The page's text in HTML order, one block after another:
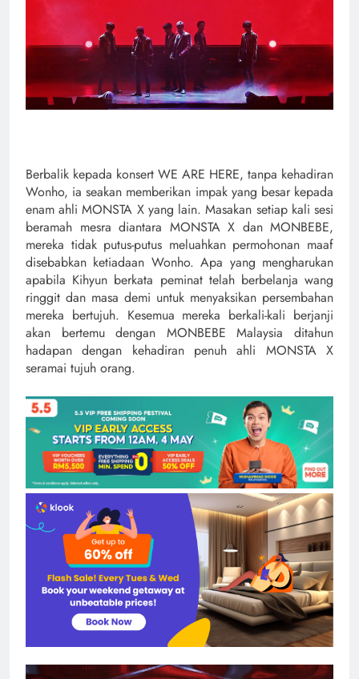
Berbalik kepada konsert WE ARE HERE, tanpa kehadiran
Wonho, ia seakan memberikan impak yang besar kepada
enam ahli MONSTA X yang lain. Masakan setiap kali sesi
beramah mesra diantara MONSTA X dan MONBEBE,
mereka tidak putus-putus meluahkan permohonan maaf
disebabkan ketiadaan Wonho. Apa yang mengharukan
apabila Kihyun berkata peminat telah berbelanja wang
ringgit dan masa demi untuk menyaksikan persembahan
mereka bertujuh. Kesemua mereka berkali-kali berjanji
akan bertemu dengan MONBEBE Malaysia ditahun
hadapan dengan kehadiran penuh ahli MONSTA X
seramai tujuh orang.